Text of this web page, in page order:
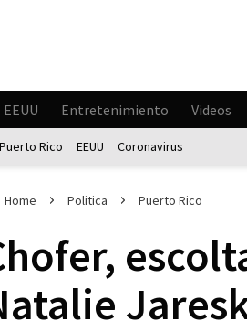
EEUU Entretenimiento Videos
Puerto Rico EEUU Coronavirus
Home Politica Puerto Rico